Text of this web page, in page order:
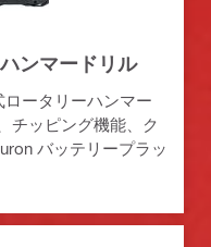
ンマードリル
ータリーハンマー
チッピング機能、ク
バッテリープラッ